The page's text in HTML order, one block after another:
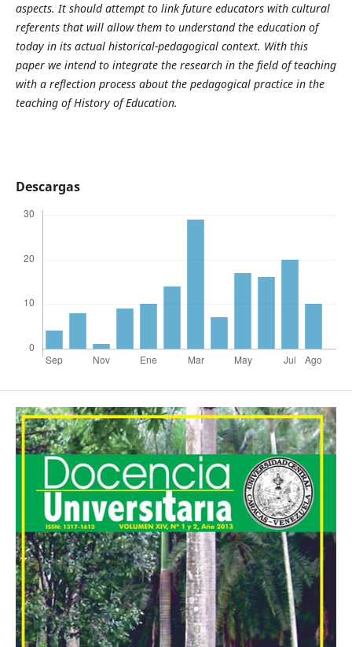
aspects. It should attempt to link future educators with cultural
referents that will allow them to understand the education of
today in its actual historical-pedagogical context. With this
paper we intend to integrate the research in the field of teaching
with a reflection process about the pedagogical practice in the
teaching of History of Education.
Descargas